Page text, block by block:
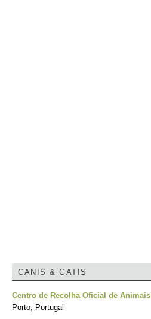
CANIS & GATIS
Centro de Recolha Oficial de Animais
Porto, Portugal